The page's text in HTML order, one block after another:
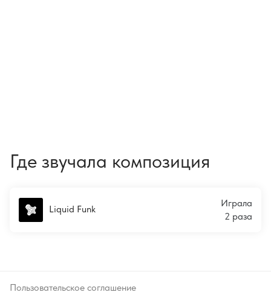
Где звучала композиция
Liquid Funk
Играла
2 раза
Пользовательское соглашение